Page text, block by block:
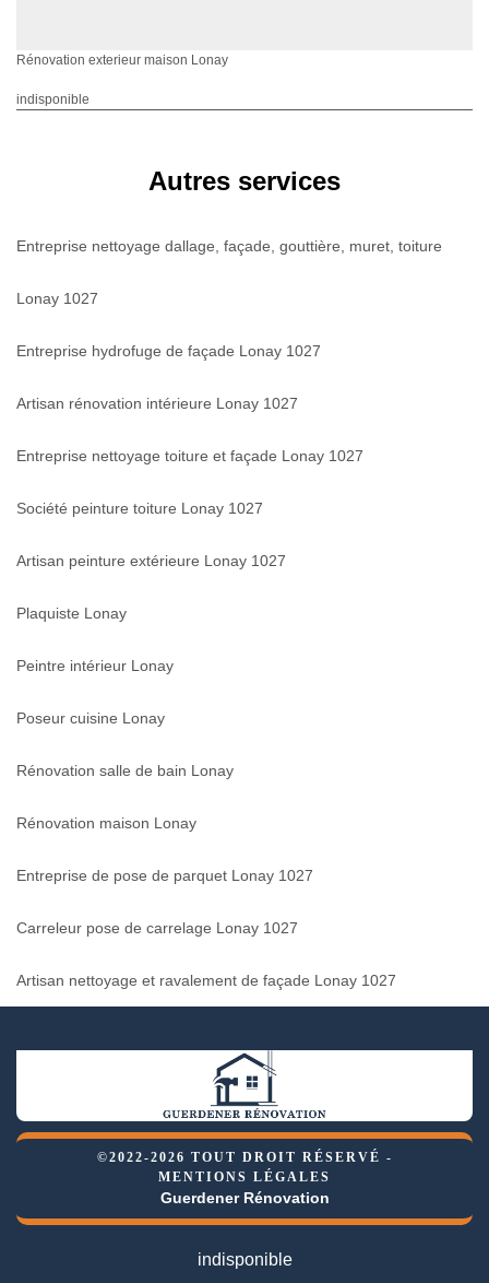
Rénovation exterieur maison Lonay
indisponible
Autres services
Entreprise nettoyage dallage, façade, gouttière, muret, toiture
Lonay 1027
Entreprise hydrofuge de façade Lonay 1027
Artisan rénovation intérieure Lonay 1027
Entreprise nettoyage toiture et façade Lonay 1027
Société peinture toiture Lonay 1027
Artisan peinture extérieure Lonay 1027
Plaquiste Lonay
Peintre intérieur Lonay
Poseur cuisine Lonay
Rénovation salle de bain Lonay
Rénovation maison Lonay
Entreprise de pose de parquet Lonay 1027
Carreleur pose de carrelage Lonay 1027
Artisan nettoyage et ravalement de façade Lonay 1027
©2022-2026 TOUT DROIT RÉSERVÉ -
MENTIONS LÉGALES
Guerdener Rénovation
indisponible